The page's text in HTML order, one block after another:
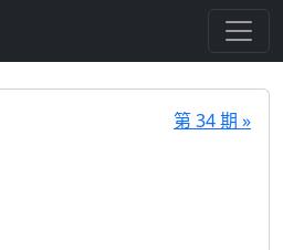
第 34 期 »